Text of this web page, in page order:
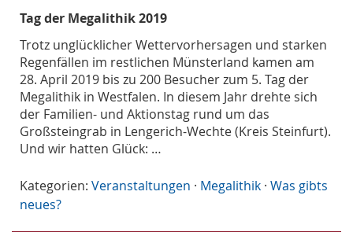
Tag der Megalithik 2019
Trotz unglücklicher Wettervorhersagen und starken
Regenfällen im restlichen Münsterland kamen am
28. April 2019 bis zu 200 Besucher zum 5. Tag der
Megalithik in Westfalen. In diesem Jahr drehte sich
der Familien- und Aktionstag rund um das
Großsteingrab in Lengerich-Wechte (Kreis Steinfurt).
Und wir hatten Glück: …
Kategorien: Veranstaltungen · Megalithik · Was gibts
neues?